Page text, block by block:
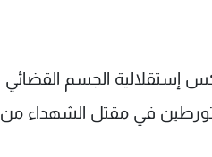
إستقلالية الجسم القضائي
في مقتل الشهداء من